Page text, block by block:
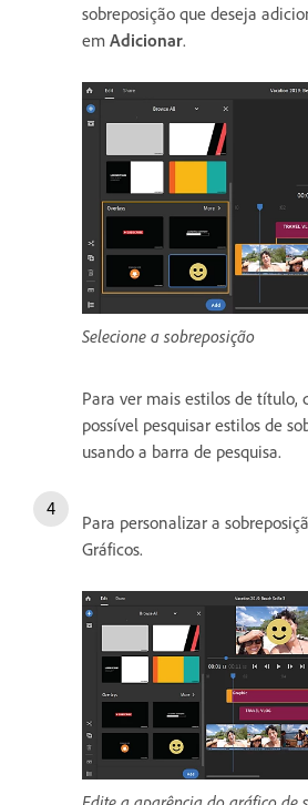
sobreposição que deseja
em Adicionar.
Selecione a sobreposição
Para ver mais estilos de título,
possível pesquisar estilos de
usando a barra de pesquisa.
Para personalizar a
Gráficos.